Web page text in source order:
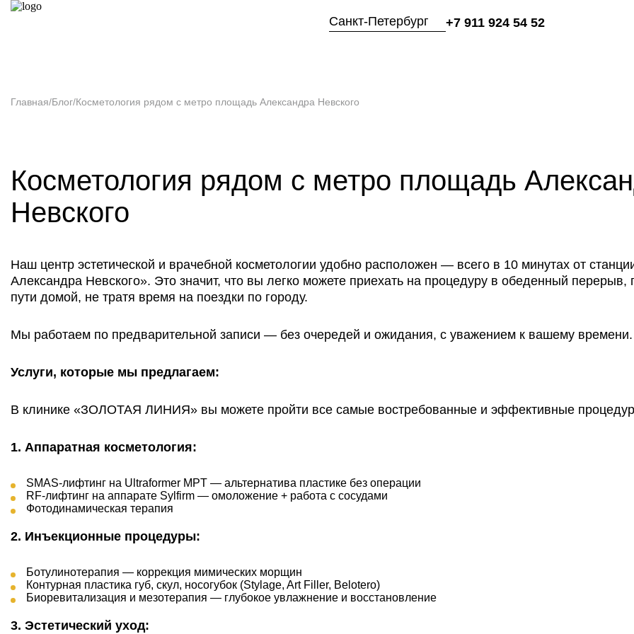
Санкт-Петербург +7 911 924 54 52
Главная/Блог/Косметология рядом с метро площадь Александра Невского
Косметология рядом с метро площадь
Невского
Наш центр эстетической и врачебной косметологии удобно расположен — всего в 10 минутах от
Александра Невского». Это значит, что вы легко можете приехать на процедуру в обеденный
пути домой, не тратя время на поездки по городу.
Мы работаем по предварительной записи — без очередей и ожидания, с уважением к вашему времени.
Услуги, которые мы предлагаем:
В клинике «ЗОЛОТАЯ ЛИНИЯ» вы можете пройти все самые востребованные и эффективные
1. Аппаратная косметология:
SMAS-лифтинг на Ultraformer MPT — альтернатива пластике без операции
RF-лифтинг на аппарате Sylfirm — омоложение + работа с сосудами
Фотодинамическая терапия
2. Инъекционные процедуры:
Ботулинотерапия — коррекция мимических морщин
Контурная пластика губ, скул, носогубок (Stylage, Art Filler, Belotero)
Биоревитализация и мезотерапия — глубокое увлажнение и восстановление
3. Эстетический уход: